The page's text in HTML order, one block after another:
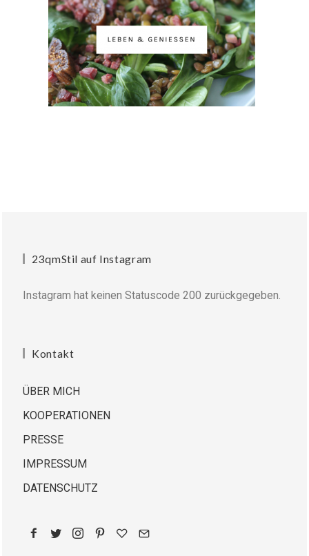
23qmStil auf Instagram
Instagram hat keinen Statuscode 200 zurückgegeben.
Kontakt
ÜBER MICH
KOOPERATIONEN
PRESSE
IMPRESSUM
DATENSCHUTZ